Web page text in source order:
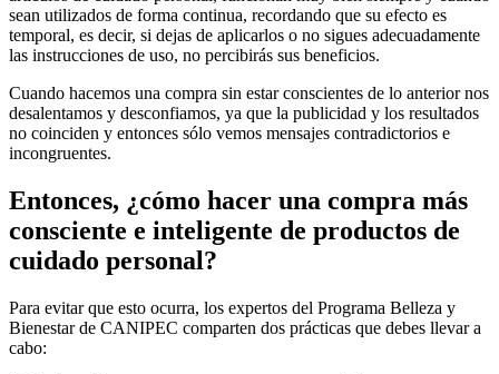
sean utilizados de forma continua, recordando que su efecto es
temporal, es decir, si dejas de aplicarlos o no sigues adecuadamente
las instrucciones de uso, no percibirás sus beneficios.
Cuando hacemos una compra sin estar conscientes de lo anterior nos
desalentamos y desconfiamos, ya que la publicidad y los resultados
no coinciden y entonces sólo vemos mensajes contradictorios e
incongruentes.
Entonces, ¿cómo hacer una compra más
consciente e inteligente de productos de
cuidado personal?
Para evitar que esto ocurra, los expertos del Programa Belleza y
Bienestar de CANIPEC comparten dos prácticas que debes llevar a
cabo: